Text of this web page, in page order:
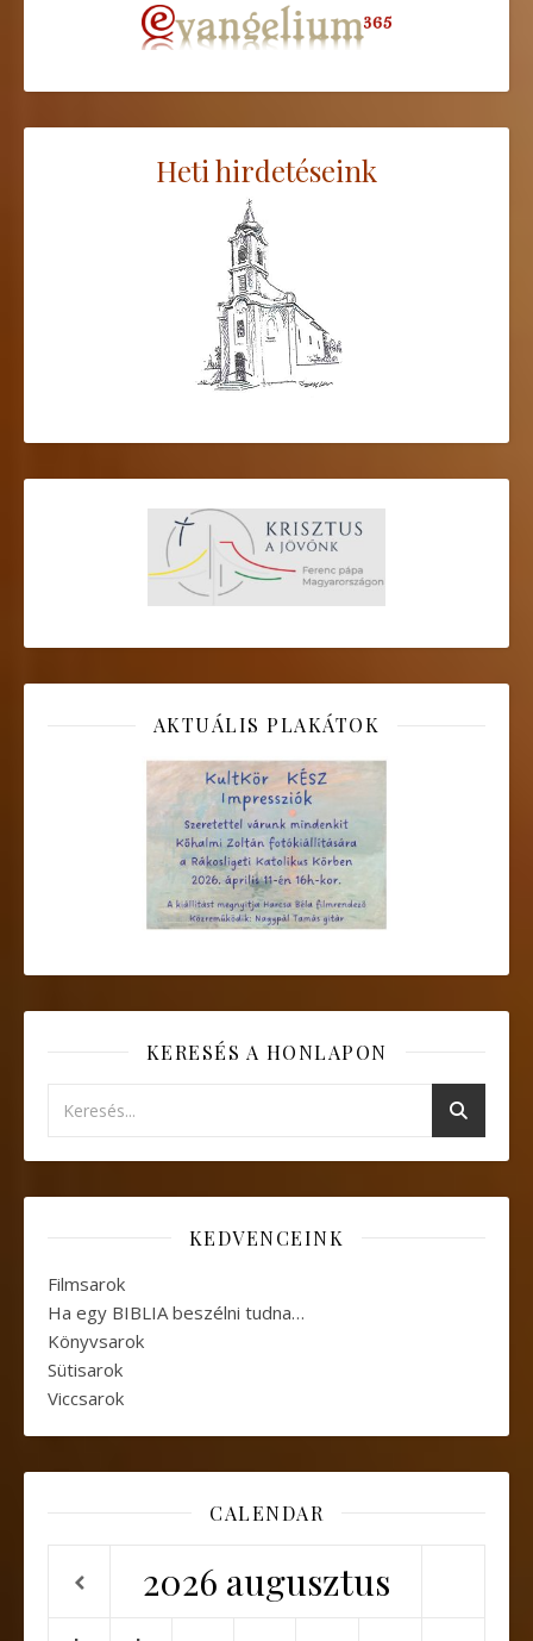
Heti hirdetéseink
AKTUÁLIS PLAKÁTOK
KERESÉS A HONLAPON
KEDVENCEINK
Filmsarok
Ha egy BIBLIA beszélni tudna…
Könyvsarok
Sütisarok
Viccsarok
CALENDAR
2026 augusztus